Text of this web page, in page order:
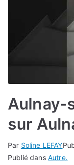
Aulnay-
sur
Par Soline LEFAY
Publié dans Autre.